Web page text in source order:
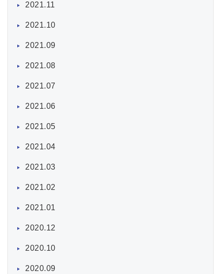
2021.11
2021.10
2021.09
2021.08
2021.07
2021.06
2021.05
2021.04
2021.03
2021.02
2021.01
2020.12
2020.10
2020.09